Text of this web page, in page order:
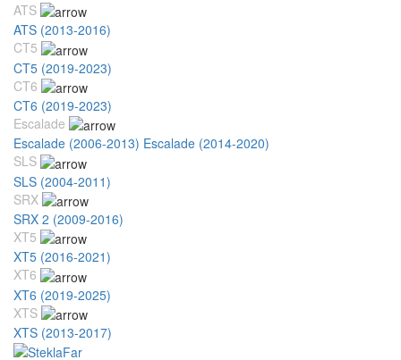
ATS
ATS (2013-2016)
CT5
CT5 (2019-2023)
CT6
CT6 (2019-2023)
Escalade
Escalade (2006-2013) Escalade (2014-2020)
SLS
SLS (2004-2011)
SRX
SRX 2 (2009-2016)
XT5
XT5 (2016-2021)
XT6
XT6 (2019-2025)
XTS
XTS (2013-2017)